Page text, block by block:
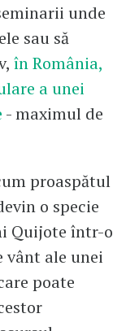
unde
sau să
în România,
a unei
- maximul de
proaspătul
o specie
Quijote într-o
vânt ale unei
poate